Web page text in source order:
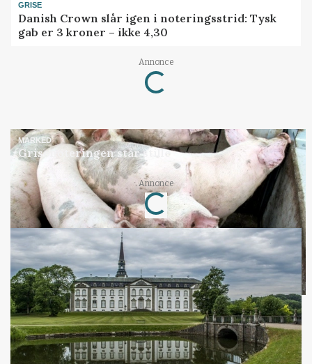
GRISE
Danish Crown slår igen i noteringsstrid: Tysk
gab er 3 kroner – ikke 4,30
Annonce
Loading...
MARKED
Grisenoteringen står stille
Annonce
Loading...